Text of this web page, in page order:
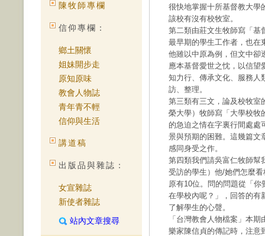
陳牧師專欄
信仰專欄：
鄉土關懷
姐妹開步走
原知原味
教會人物誌
青年青不輕
信仰與生活
講道稿
出版品與雜誌：
女宣雜誌
新使者雜誌
站內文章搜尋
很快地掌握十所基督教大學
該校有沒有校牧室。
第二類由莊文生牧師寫「基
最早期的學生工作者，也在
他雖以中原為例，但文中卻
應本基督愛世之忱，以信望
知力行、傳承文化、服務人
訪、整理。
第三類有三文，論及校牧室
榮大學）牧師寫「大學校牧
的急迫之情在字裏行間處處
景與預期的困難。這幾篇文
感同身受之作。
第四類我們請吳富仁牧師幫
受訪的學生）他/她們怎麼
原有10位。問的問題從「
在學校內呢？」，回答的有
了解學生的心聲。
「台灣教會人物檔案」本
樂家陳信貞的傳記時，注意